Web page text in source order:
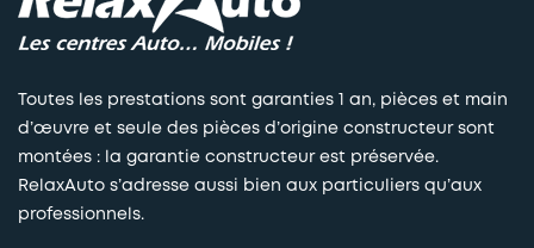
Toutes les prestations sont garanties 1 an, pièces et main
d’œuvre et seule des pièces d’origine constructeur sont
montées : la garantie constructeur est préservée.
RelaxAuto s’adresse aussi bien aux particuliers qu’aux
professionnels.